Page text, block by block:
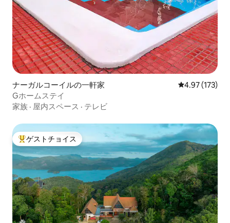
ナーガルコーイルの一軒家 レビュー173
4.97 (173)
Gホームステイ
家族 · 屋内スペース · テレビ
大好評のゲストチョイスです。
ゲストチョイス